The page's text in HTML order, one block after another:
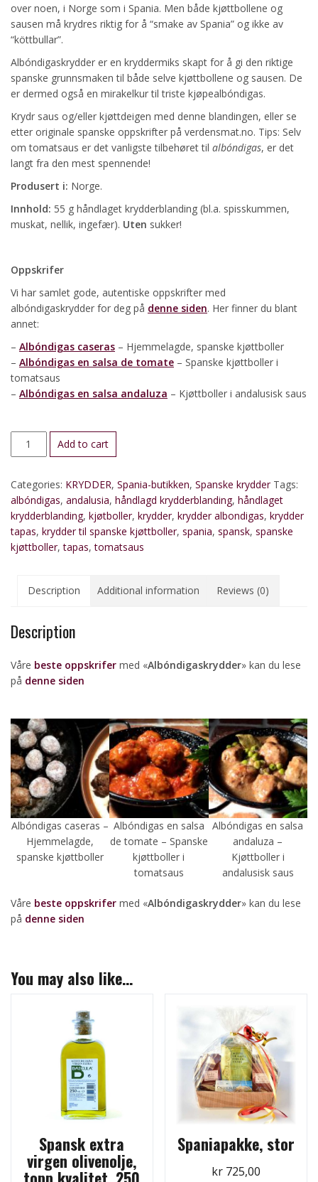
over noen, i Norge som i Spania. Men både kjøttbollene og
sausen må krydres riktig for å “smake av Spania” og ikke av
“köttbullar”.
Albóndigaskrydder er en kryddermiks skapt for å gi den riktige
spanske grunnsmaken til både selve kjøttbollene og sausen. De
er dermed også en mirakelkur til triste kjøpealbóndigas.
Krydr saus og/eller kjøttdeigen med denne blandingen, eller se
etter originale spanske oppskrifter på verdensmat.no. Tips: Selv
om tomatsaus er det vanligste tilbehøret til albóndigas, er det
langt fra den mest spennende!
Produsert i: Norge.
Innhold: 55 g håndlaget krydderblanding (bl.a. spisskummen,
muskat, nellik, ingefær). Uten sukker!
Oppskrifer
Vi har samlet gode, autentiske oppskrifter med
albóndigaskrydder for deg på denne siden. Her finner du blant
annet:
– Albóndigas caseras – Hjemmelagde, spanske kjøttboller
– Albóndigas en salsa de tomate – Spanske kjøttboller i
tomatsaus
– Albóndigas en salsa andaluza – Kjøttboller i andalusisk saus
Albóndigaskrydder
quantity
Add to cart
Categories: KRYDDER, Spania-butikken, Spanske krydder Tags:
albóndigas, andalusia, håndlagd krydderblanding, håndlaget
krydderblanding, kjøtboller, krydder, krydder albondigas, krydder
tapas, krydder til spanske kjøttboller, spania, spansk, spanske
kjøttboller,tapas,tomatsaus
Description Additional information Reviews (0)
Description
Våre beste oppskrifer med «Albóndigaskrydder» kan du lese
på denne siden
Albóndigas caseras –
Hjemmelagde,
spanske kjøttboller
Albóndigas en salsa
de tomate – Spanske
kjøttboller i
tomatsaus
Albóndigas en salsa
andaluza –
Kjøttboller i
andalusisk saus
Våre beste oppskrifer med «Albóndigaskrydder» kan du lese
på denne siden
You may also like…
Spansk extra
virgen olivenolje,
Spaniapakke, stor
kr 725,00